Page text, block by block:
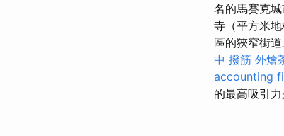
名的馬賽克
寺（平方米
區的狹窄街道
中 撥筋 外燴
accounting
的最高吸引